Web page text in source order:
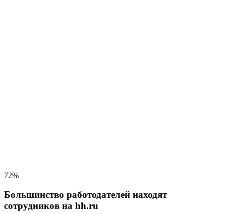
72%
Большинство работодателей находят
сотрудников на hh.ru